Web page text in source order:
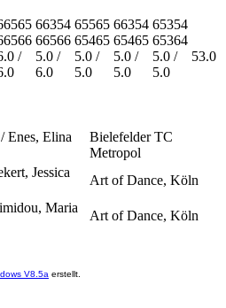
/
66354
66566
5.0 /
6.0
65565
65465
5.0 /
5.0
66354
65465
5.0 /
5.0
65354
65364
5.0 /
5.0
53.0
Enes, Elina
Bielefelder TC
Metropol
Jessica
Art of Dance, Köln
Maria
Art of Dance, Köln
V8.5a erstellt.